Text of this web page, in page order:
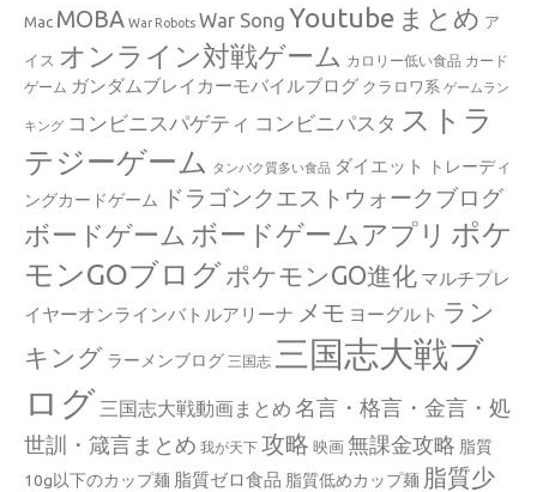
Mac MOBA War Robots War Song Youtube まとめ ア
イス オンライン対戦ゲーム カロリー低い食品 カード
ゲーム ガンダムブレイカーモバイルブログ クラロワ系 ゲームラン
キング コンビニスパゲティ コンビニパスタ ストラ
テジーゲーム
タンパク質多い食品 ダイエット
トレーディ
ングカードゲーム
ドラゴンクエストウォークブログ
ボードゲーム ボードゲームアプリ ポケ
モンGOブログ ポケモンGO進化 マルチプレ
イヤーオンラインバトルアリーナ メモ ヨーグルト ラン
キング ラーメンブログ 三国志 三国志大戦ブ
ログ 三国志大戦動画まとめ 名言・格言・金言・処
世訓・箴言まとめ 我が天下 攻略 映画 無課金攻略 脂質
10g以下のカップ麺 脂質ゼロ食品 脂質低めカップ麺 脂質少